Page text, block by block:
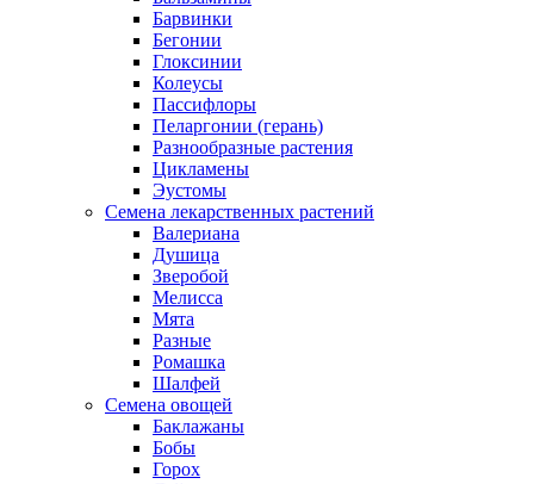
Барвинки
Бегонии
Глоксинии
Колеусы
Пассифлоры
Пеларгонии (герань)
Разнообразные растения
Цикламены
Эустомы
Семена лекарственных растений
Валериана
Душица
Зверобой
Мелисса
Мята
Разные
Ромашка
Шалфей
Семена овощей
Баклажаны
Бобы
Горох